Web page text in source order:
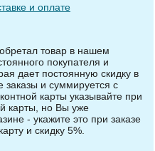
и оплате
товар в нашем
покупателя и
дает постоянную скидку в
и суммируется с
карты указывайте при
карты, но Вы уже
- укажите это при заказе
и скидку 5%.